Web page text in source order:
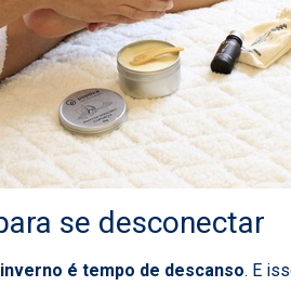
se desconectar
é tempo de descanso. E